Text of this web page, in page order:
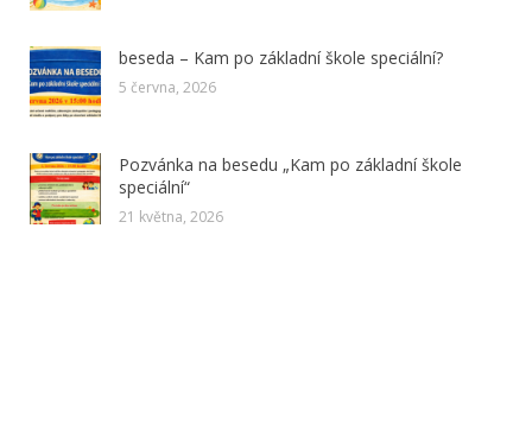
beseda – Kam po základní škole speciální?
5 června, 2026
Pozvánka na besedu „Kam po základní škole
speciální“
21 května, 2026